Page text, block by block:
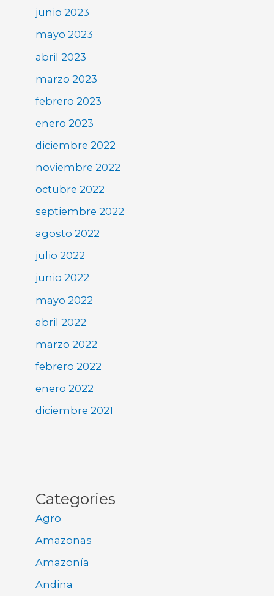
junio 2023
mayo 2023
abril 2023
marzo 2023
febrero 2023
enero 2023
diciembre 2022
noviembre 2022
octubre 2022
septiembre 2022
agosto 2022
julio 2022
junio 2022
mayo 2022
abril 2022
marzo 2022
febrero 2022
enero 2022
diciembre 2021
Categories
Agro
Amazonas
Amazonía
Andina